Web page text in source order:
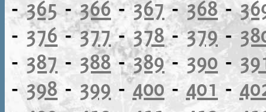
-365-366-367-368-
- 376-377-378-379-
- 387 - 388-389- 390 -
-398 -399 -400 - 401 -